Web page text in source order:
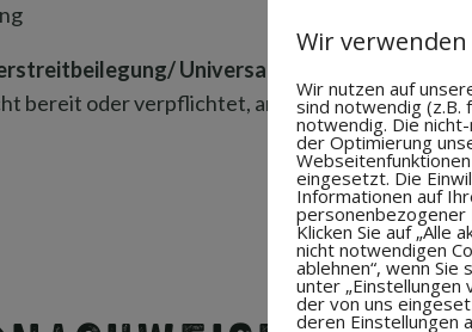
Universal­schlichtungs­stelle:
bereit oder verpflichtet, an
Wir verwenden
Wir nutzen auf
sind notwendig (z.B.
notwendig. Die
der Optimierung
eingesetzt. Die
Informationen auf
personenbezogener
Klicken Sie auf „Alle
nicht notwendigen
ablehnen“, wenn Sie
unter
der von uns
deren Einstellungen